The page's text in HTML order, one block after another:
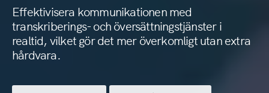
Effektivisera kommunikationen med
transkriberings- och översättningstjänster i
realtid, vilket gör det mer överkomligt utan extra
hårdvara.